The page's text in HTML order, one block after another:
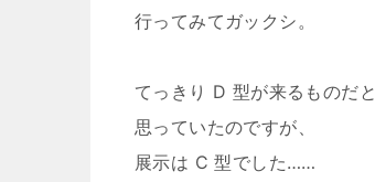
行ってみてガックシ。
てっきり D 型が来るものだと
思っていたのですが、
展示は C 型でした……